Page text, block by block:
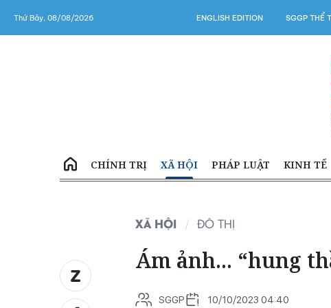
Thứ Bảy, 08/08/2026 ENGLISH EDITION SGGP THỂ
CHÍNH TRỊ XÃ HỘI PHÁP LUẬT KINH TẾ
XÃ HỘI ĐÔ THỊ
Ám ảnh... “hung
SGGP 10/10/2023 04:40